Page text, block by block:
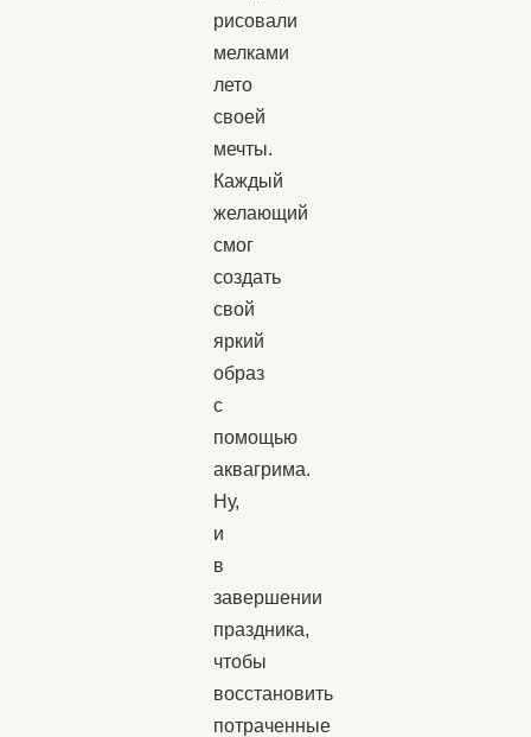
рисовали
мелками
лето
своей
мечты.
Каждый
желающий
смог
создать
свой
яркий
образ
с
помощью
аквагрима.
Ну,
и
в
завершении
праздника,
чтобы
восстановить
потраченные